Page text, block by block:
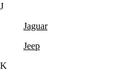
J
Jaguar
Jeep
K